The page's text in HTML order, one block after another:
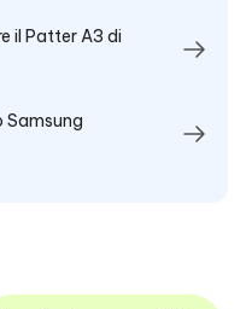
il Patter A3 di
Samsung